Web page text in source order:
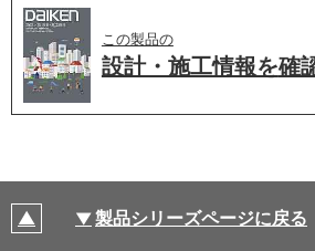
この製品の
設計・施工情報を確
製品シリーズページに戻る